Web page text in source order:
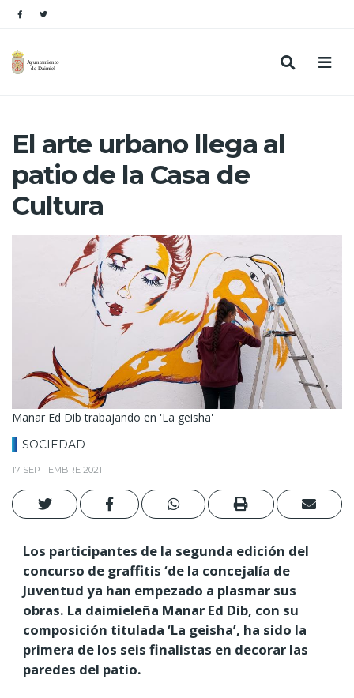
El arte urbano llega al
patio de la Casa de
Cultura
Manar Ed Dib trabajando en 'La geisha'
SOCIEDAD
17 SEPTIEMBRE 2021
Los participantes de la segunda edición del
concurso de graffitis ‘de la concejalía de
Juventud ya han empezado a plasmar sus
obras. La daimieleña Manar Ed Dib, con su
composición titulada ‘La geisha’, ha sido la
primera de los seis finalistas en decorar las
paredes del patio.